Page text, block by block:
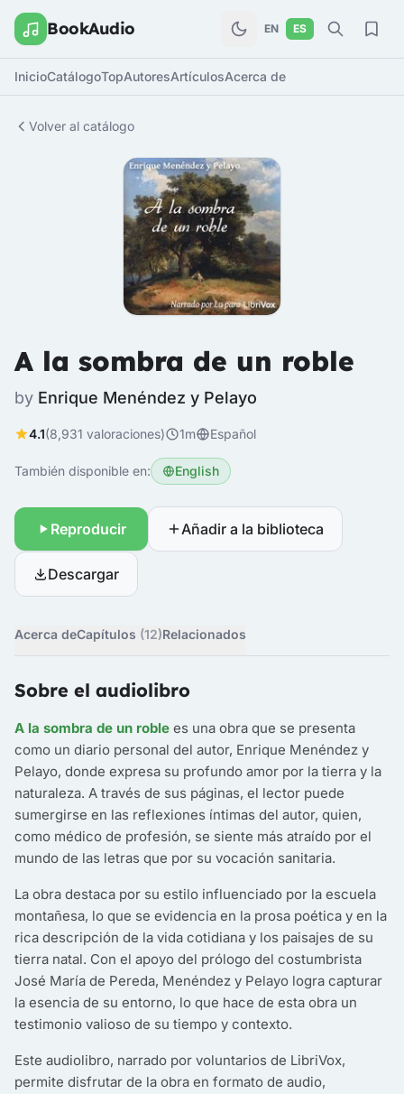
BookAudio EN ES
InicioCatálogoTopAutoresArtículosAcerca de
Volver al catálogo
A la sombra de un roble
by Enrique Menéndez y Pelayo
4.1(8,931 valoraciones) 1m Español
También disponible en: English
Reproducir Añadir a la biblioteca
Descargar
Acerca deCapítulos (12)Relacionados
Sobre el audiolibro
A la sombra de un roble es una obra que se presenta
como un diario personal del autor, Enrique Menéndez y
Pelayo, donde expresa su profundo amor por la tierra y la
naturaleza. A través de sus páginas, el lector puede
sumergirse en las reflexiones íntimas del autor, quien,
como médico de profesión, se siente más atraído por el
mundo de las letras que por su vocación sanitaria.
La obra destaca por su estilo influenciado por la escuela
montañesa, lo que se evidencia en la prosa poética y en la
rica descripción de la vida cotidiana y los paisajes de su
tierra natal. Con el apoyo del prólogo del costumbrista
José María de Pereda, Menéndez y Pelayo logra capturar
la esencia de su entorno, lo que hace de esta obra un
testimonio valioso de su tiempo y contexto.
Este audiolibro, narrado por voluntarios de LibriVox,
permite disfrutar de la obra en formato de audio,